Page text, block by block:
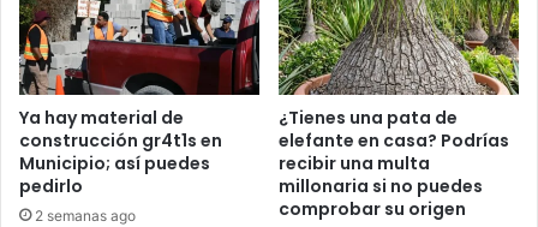
Ya hay material de
construcción gr4t1s en
Municipio; así puedes
pedirlo
2 semanas ago
¿Tienes una pata de
elefante en casa? Podrías
recibir una multa
millonaria si no puedes
comprobar su origen